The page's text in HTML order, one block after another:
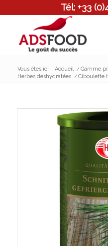
Tél: +33
Vous êtes ici : Accueil / Gamme
Herbes déshydratées / Ciboulette